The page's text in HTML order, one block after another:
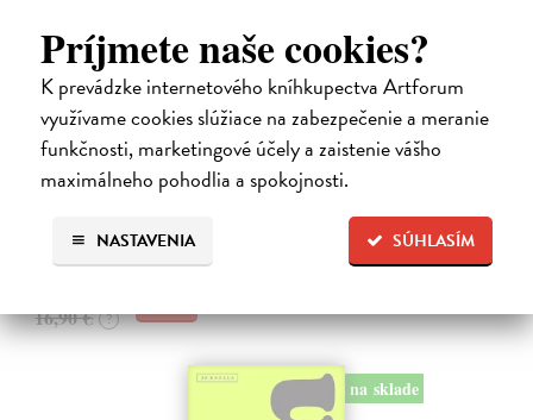
Príjmete naše cookies?
K prevádzke internetového kníhkupectva Artforum
využívame cookies slúžiace na zabezpečenie a meranie
funkčnosti, marketingové účely a zaistenie vášho
maximálneho pohodlia a spokojnosti.
SÚHLASÍM
NASTAVENIA
Kolotočárka
Wernerová Jana| Kniha
Tam, kde sa radosť zo slobodného pohybu a dobrodružstva prelína s
pocitom vyčlenenia. Tam, kde rastie starý gaštan a okolo neho sa krúti
Na sklade ?
16,90 € ?
na sklade